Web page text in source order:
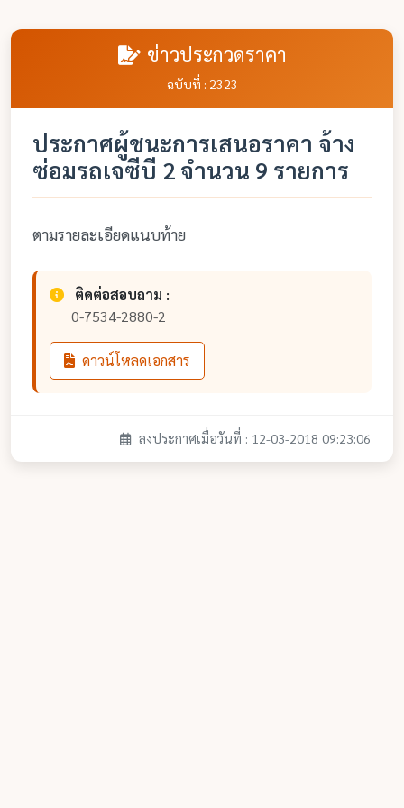
ข่าวประกวดราคา
ฉบับที่ : 2323
ประกาศผู้ชนะการเสนอราคา จ้าง
ซ่อมรถเจซีบี 2 จำนวน 9 รายการ
ตามรายละเอียดแนบท้าย
ติดต่อสอบถาม :
0-7534-2880-2
ดาวน์โหลดเอกสาร
ลงประกาศเมื่อวันที่ : 12-03-2018 09:23:06